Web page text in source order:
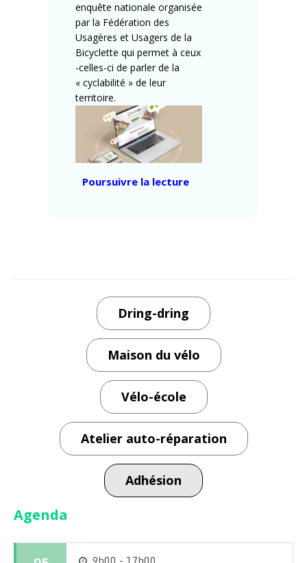
enquête nationale organisée
par la Fédération des
Usagères et Usagers de la
Bicyclette qui permet à ceux
-celles-ci de parler de la
« cyclabilité » de leur
territoire.
Poursuivre la lecture« Baromètre
Dring-dring
Maison du vélo
Vélo-école
Atelier auto-réparation
Adhésion
Agenda